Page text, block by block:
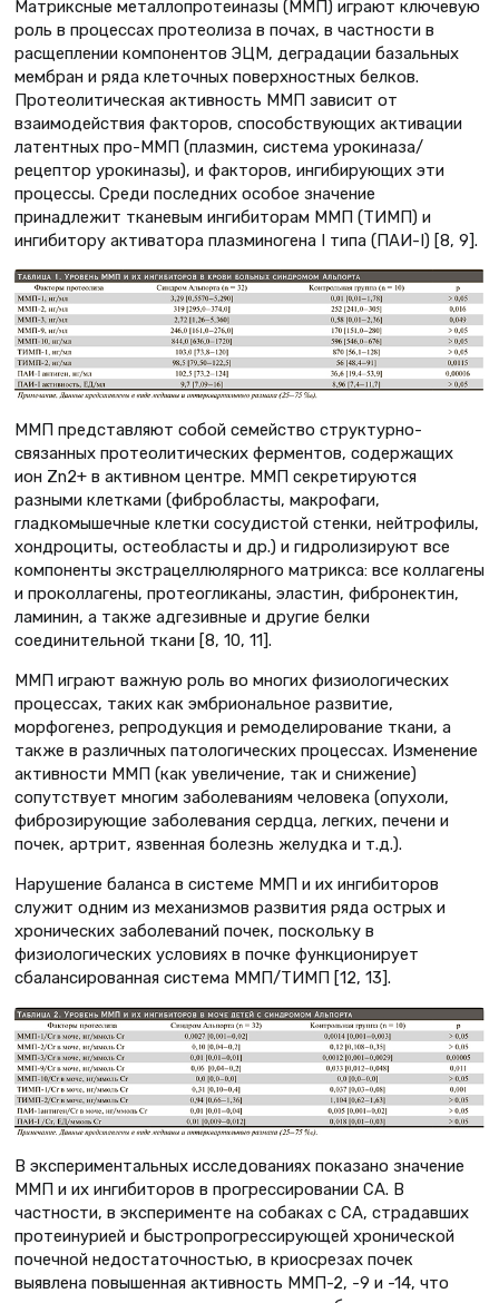
Матриксные металлопротеиназы (ММП) играют ключевую
роль в процессах протеолиза в почах, в частности в
расщеплении компонентов ЭЦМ, деградации базальных
мембран и ряда клеточных поверхностных белков.
Протеолитическая активность ММП зависит от
взаимодействия факторов, способствующих активации
латентных про-ММП (плазмин, система урокиназа/
рецептор урокиназы), и факторов, ингибирующих эти
процессы. Среди последних особое значение
принадлежит тканевым ингибиторам ММП (ТИМП) и
ингибитору активатора плазминогена I типа (ПАИ-I) [8, 9].
MMП представляют собой семейство структурно-
связанных протеолитических ферментов, содержащих
ион Zn2+ в активном центре. ММП секретируются
разными клетками (фибробласты, макрофаги,
гладкомышечные клетки сосудистой стенки, нейтрофилы,
хондроциты, остеобласты и др.) и гидролизируют все
компоненты экстрацеллюлярного матрикса: все коллагены
и проколлагены, протеогликаны, эластин, фибронектин,
ламинин, а также адгезивные и другие белки
соединительной ткани [8, 10, 11].
ММП играют важную роль во многих физиологических
процессах, таких как эмбриональное развитие,
морфогенез, репродукция и ремоделирование ткани, а
также в различных патологических процессах. Изменение
активности ММП (как увеличение, так и снижение)
сопутствует многим заболеваниям человека (опухоли,
фиброзирующие заболевания сердца, легких, печени и
почек, артрит, язвенная болезнь желудка и т.д.).
Нарушение баланса в системе ММП и их ингибиторов
служит одним из механизмов развития ряда острых и
хронических заболеваний почек, поскольку в
физиологических условиях в почке функционирует
сбалансированная система ММП/ТИМП [12, 13].
В экспериментальных исследованиях показано значение
ММП и их ингибиторов в прогрессировании СА. В
частности, в эксперименте на собаках с СА, страдавших
протеинурией и быстропрогрессирующей хронической
почечной недостаточностью, в криосрезах почек
выявлена повышенная активность ММП-2, -9 и -14, что